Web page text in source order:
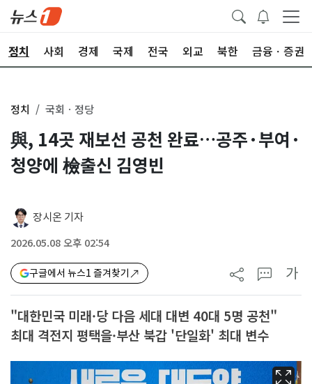
정치 사회 경제 국제 전국 외교 북한 금융ㆍ증권
정치 국회ㆍ정당
與, 14곳 재보선 공천 완료…공주·부여·
청양에 檢출신 김영빈
장시온 기자
2026.05.08 오후 02:54
구글에서 뉴스1 즐겨찾기 가
"대한민국 미래·당 다음 세대 대변 40대 5명 공천"
최대 격전지 평택을·부산 북갑 '단일화' 최대 변수